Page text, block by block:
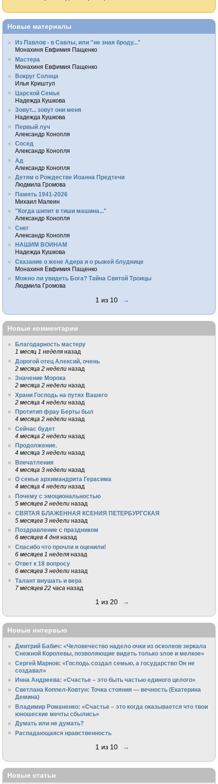
Новые материалы
Из Павлов - в Савлы, или "не зная броду..."
Монахиня Евфимия Пащенко
Мастера
Монахиня Евфимия Пащенко
Вокруг Солнца
Илья Криштул
Царской Семье
Надежда Кушкова
Зовут... зовут они меня
Надежда Кушкова
Первый луч
Александр Конопля
Сосед
Александр Конопля
Ад
Александр Конопля
Детям о Рождестве Иоанна Предтечи
Людмила Громова
Память 1941-2026
Михаил Малеин
"Когда шипит в тиши машина..."
Александр Конопля
Снег
Александр Конопля
НАШИМ ВОИНАМ
Надежда Кушкова
Сказание о жене Адера и о рыжей блуднице
Монахиня Евфимия Пащенко
Можно ли увидеть Бога? Тайна Святой Троицы
Людмила Громова
1 из 10 →
Новые комментарии
Благодарность мастеру
1 месяц 1 неделя назад
Дорогой отец Алексий, очень
2 месяца 2 недели назад
Значение Морока
2 месяца 2 недели назад
Храни Господь на путях Вашего
2 месяца 4 недели назад
Протитип фрау Берты был
4 месяца 2 недели назад
Сейчас будет
4 месяца 2 недели назад
Продолжение.
4 месяца 3 недели назад
Впечатления
4 месяца 3 недели назад
О семье архимандрита Герасима
4 месяца 4 недели назад
Почему с эмоциональностью
5 месяцев 2 недели назад
СВЯТАЯ БЛАЖЕННАЯ КСЕНИЯ ПЕТЕРБУРГСКАЯ
5 месяцев 3 недели назад
Поздравление с праздником
6 месяцев 4 дня назад
Спасибо что прочли и оценили!
6 месяцев 1 неделя назад
Ответ к 18 вопросу
6 месяцев 3 недели назад
Талант внушать и вера
7 месяцев 22 часа назад
1 из 20 →
Новые интервью
Дмитрий Бабич: «Человечество надело очки из осколков зеркала
Снежной Королевы, позволяющие видеть только злое и мелкое»
Сергей Марнов: «Господь создал семью, а государство Он не
создавал»
Инна Андреева: «Счастье – это быть частью единого целого»
Светлана Коппел-Ковтун: Точка стояния — вечность (Екатерина
Демина)
Владимир Романенко: «Счастье – это когда оказывается что твои
юношеские мечты сбылись»
Думать или не думать?
Распадающаяся нравственность
1 из 10 →
Новые статьи